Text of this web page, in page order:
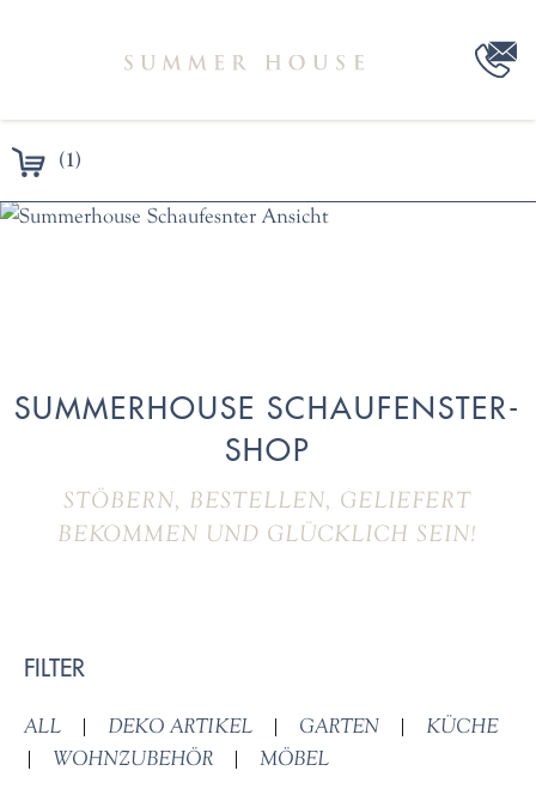
(1)
SUMMERHOUSE SCHAUFENSTER-
SHOP
STÖBERN, BESTELLEN, GELIEFERT
BEKOMMEN UND GLÜCKLICH SEIN!
FILTER
ALL | DEKO ARTIKEL | GARTEN |
KÜCHE
|
WOHNZUBEHÖR | MÖBEL